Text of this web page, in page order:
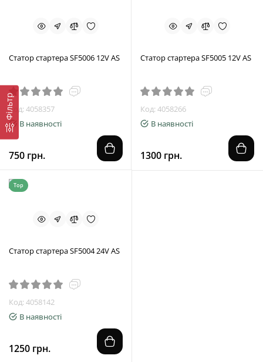
Фільтр
Статор стартера SF5006 12V AS
Код: 4058357
В наявності
750 грн.
Статор стартера SF5005 12V AS
Код: 4058266
В наявності
1300 грн.
Top
Статор стартера SF5004 24V AS
Код: 4058142
В наявності
1250 грн.